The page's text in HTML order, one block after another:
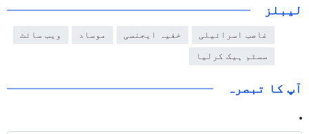
لیبلز
غاصب اسرائیلی خفیہ ایجنسی موساد ویب سائٹ
سسٹم ہیک کرلیا
آپ کا تبصرہ